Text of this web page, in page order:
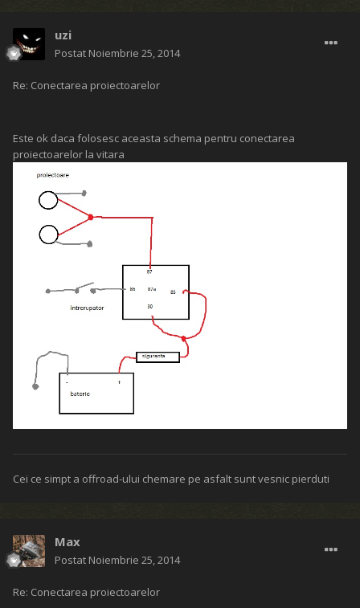
uzi
Postat Noiembrie 25, 2014
Re: Conectarea proiectoarelor
Este ok daca folosesc aceasta schema pentru conectarea
proiectoarelor la vitara
Cei ce simpt a offroad-ului chemare pe asfalt sunt vesnic pierduti
Max
Postat Noiembrie 25, 2014
Re: Conectarea proiectoarelor